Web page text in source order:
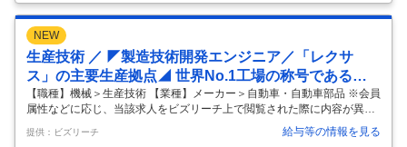
ロジェクトが進行しているため、強固な組織づくりを進めております。
将来的にはチームを牽引いただける、次期リーダー候補を採用したいと
考えています。 【業務概要】 内外装部品（ロッカーモール、ベルトモー
ルなど）の品質管理業務をお任せします。 ※ご経験や適正に応じて、お
任せする業務を決定致します。 【業務詳細】 ・量産車両の工程内不具合
の …
NEW
生産技術 ／ ◤製造技術開発エンジニア／「レクサ
ス」の主要生産拠点◢ 世界No.1工場の称号である
「プラチナ賞」を通算6回受賞UIJターン歓迎（各種補
助有り）
【職種】機械＞生産技術 【業種】メーカー＞自動車・自動車部品 ※会員
属性などに応じ、当該求人をビズリーチ上で閲覧された際に内容が異な
る場合があります 【募集背景】 自動車業界が100年に一度の大変革期を
迎える中、当社では「レクサス品質」を維持・進化させながら、 労働力
提供：ビズリーチ 給与等の情報を見る